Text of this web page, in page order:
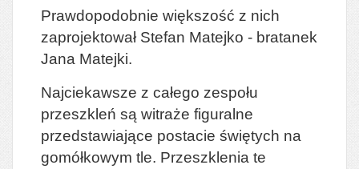
Prawdopodobnie większość z nich
zaprojektował Stefan Matejko - bratanek
Jana Matejki.
Najciekawsze z całego zespołu
przeszkleń są witraże figuralne
przedstawiające postacie świętych na
gomółkowym tle. Przeszklenia te